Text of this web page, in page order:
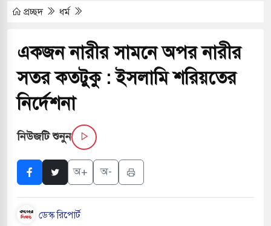
জুমার বয়ান ও নামাজ পড়াবেন দেওবন্দের
ছাড়লেন জনপ্রিয় ভারতীয় সাংবাদিক ময়ূখ রঞ্জন
অ্যারেস্ট আবেদন, বরগুনার এসআইয়ের বিরুদ্ধে
জাদুঘর নতুন বাংলাদেশের পথচলার কেন্দ্র হবে: ড.
প্রচ্ছদ ধর্ম
একজন নারীর সামনে অপর নারীর
সতর কতটুকু : ইসলামি শরিয়তের
নির্দেশনা
নিউজটি শুনুন
অ+ অ-
ডেস্ক রিপোর্ট